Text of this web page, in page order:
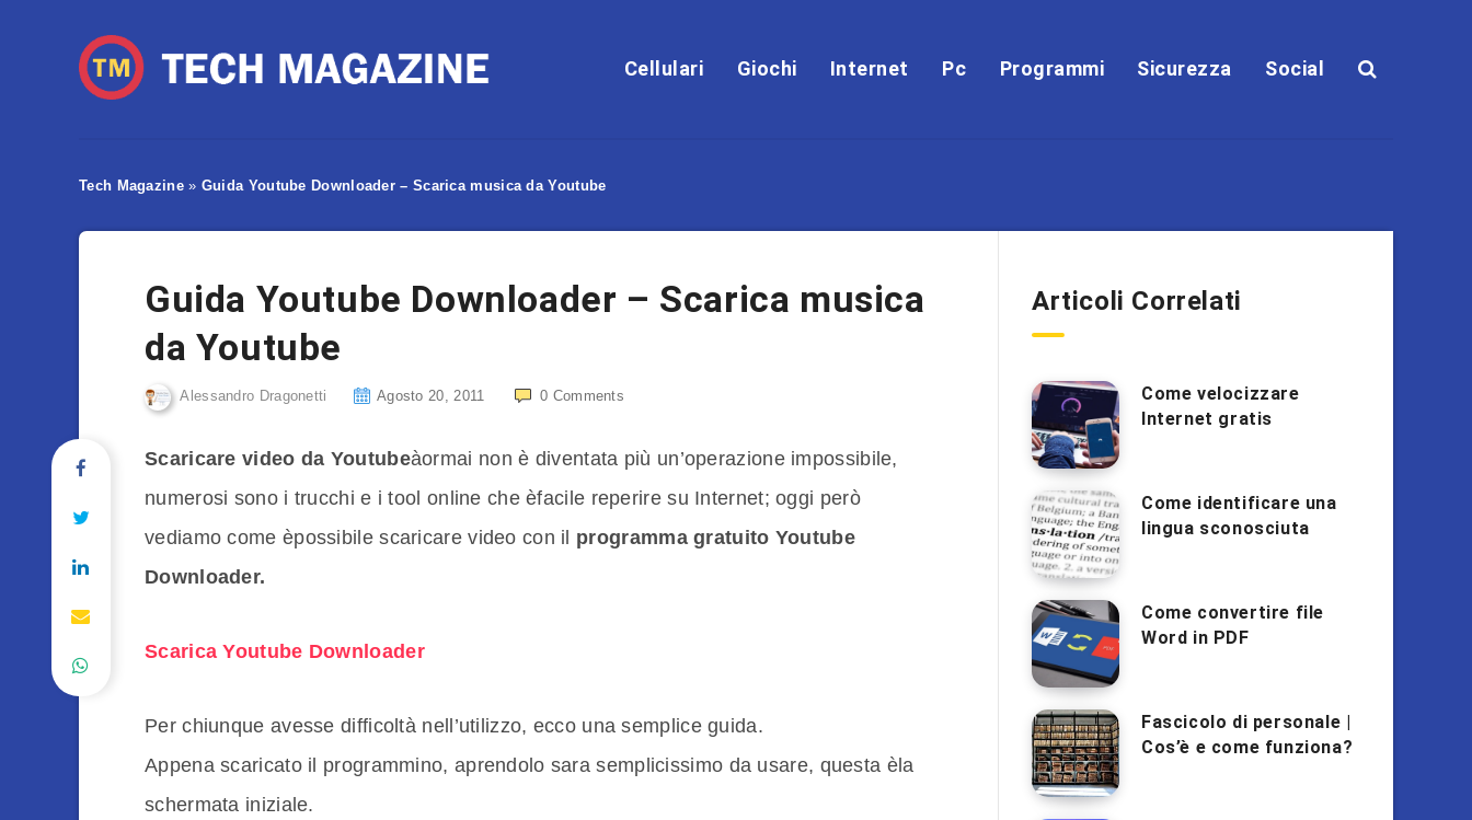
Cellulari Giochi Internet Pc Programmi Sicurezza Social
Tech Magazine» Guida Youtube Downloader – Scarica musica da Youtube
Guida Youtube Downloader – Scarica musica
da Youtube
Alessandro Dragonetti Agosto 20, 2011 0 Comments
Scaricare video da Youtubeàormai non è diventata più un’operazione impossibile,
numerosi sono i trucchi e i tool online che èfacile reperire su Internet; oggi però
vediamo come èpossibile scaricare video con il programma gratuito Youtube
Downloader.
Scarica Youtube Downloader
Per chiunque avesse difficoltà nell’utilizzo, ecco una semplice guida.
Appena scaricato il programmino, aprendolo sara semplicissimo da usare, questa èla
schermata iniziale.
Articoli Correlati
Come velocizzare
Internet gratis
Come identificare una
lingua sconosciuta
Come convertire file
Word in PDF
Fascicolo di personale |
Cos’è e come funziona?